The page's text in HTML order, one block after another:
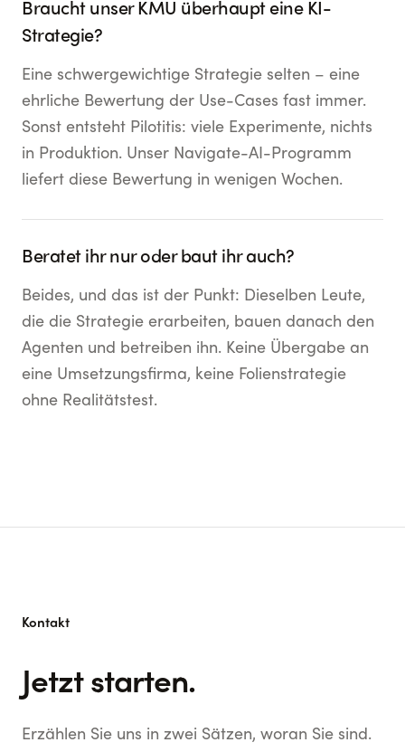
Braucht unser KMU überhaupt eine KI-
Strategie?
Eine schwergewichtige Strategie selten – eine
ehrliche Bewertung der Use-Cases fast immer.
Sonst entsteht Pilotitis: viele Experimente, nichts
in Produktion. Unser Navigate-AI-Programm
liefert diese Bewertung in wenigen Wochen.
Beratet ihr nur oder baut ihr auch?
Beides, und das ist der Punkt: Dieselben Leute,
die die Strategie erarbeiten, bauen danach den
Agenten und betreiben ihn. Keine Übergabe an
eine Umsetzungsfirma, keine Folienstrategie
ohne Realitätstest.
Kontakt
Jetzt starten.
Erzählen Sie uns in zwei Sätzen, woran Sie sind.